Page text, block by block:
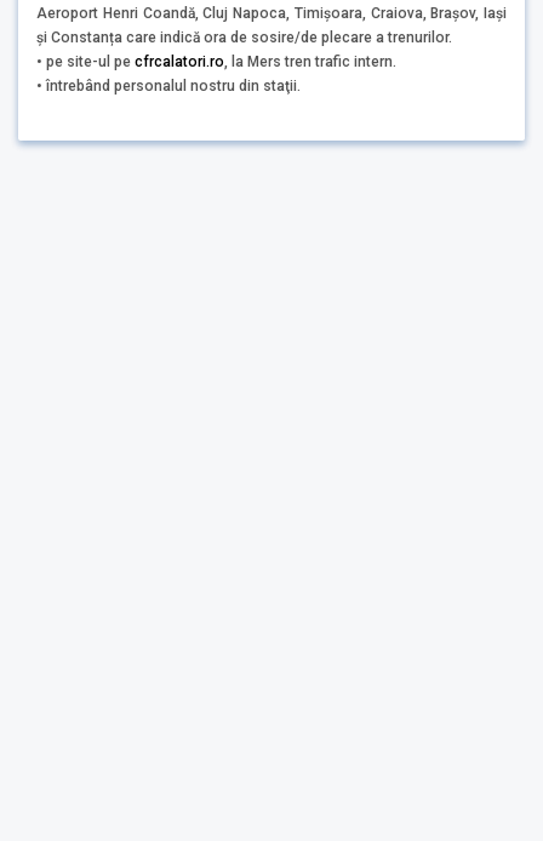
Aeroport Henri Coandă, Cluj Napoca, Timișoara, Craiova, Brașov, Iași
și Constanța care indică ora de sosire/de plecare a trenurilor.
• pe site-ul pe cfrcalatori.ro, la Mers tren trafic intern.
• întrebând personalul nostru din staţii.